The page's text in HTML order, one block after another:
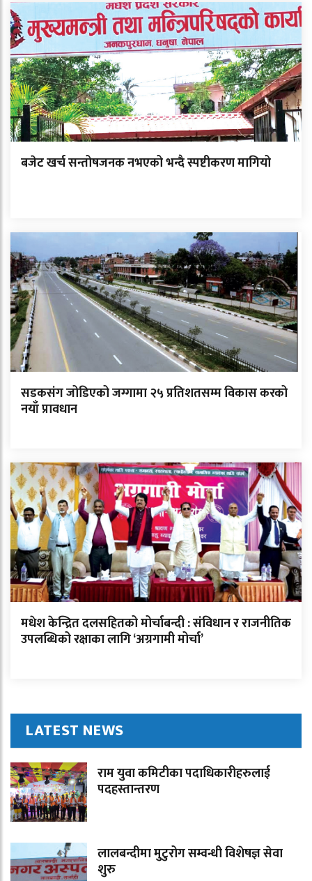
बजेट खर्च सन्तोषजनक नभएको भन्दै स्पष्टीकरण मागियो
सडकसंग जोडिएको जग्गामा २५ प्रतिशतसम्म विकास करको
नयाँ प्रावधान
मधेश केन्द्रित दलसहितको मोर्चाबन्दी : संविधान र राजनीतिक
उपलब्धिको रक्षाका लागि ‘अग्रगामी मोर्चा’
LATEST NEWS
राम युवा कमिटीका पदाधिकारीहरुलाई
पदहस्तान्तरण
लालबन्दीमा मुटुरोग सम्वन्धी विशेषज्ञ सेवा
शुरु